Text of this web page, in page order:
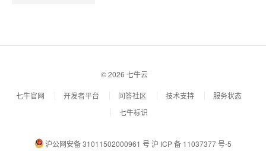
© 2026 七牛云
七牛官网 开发者平台 问答社区 技术支持
服务状态
七牛标识
沪公网安备 31011502000961 号 沪 ICP 备 11037377 号-5